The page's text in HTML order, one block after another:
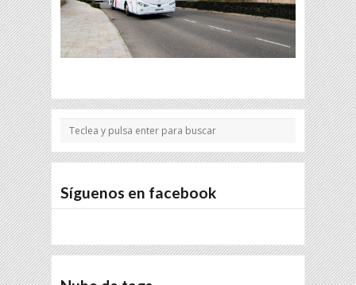
Síguenos en facebook